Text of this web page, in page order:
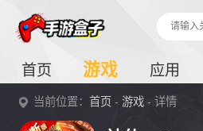
首页 游戏 应用
当前位置：首页 -游戏 - 详情